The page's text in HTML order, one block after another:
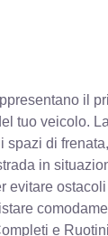
il
tuo veicolo.
spazi di
in
evitare
e